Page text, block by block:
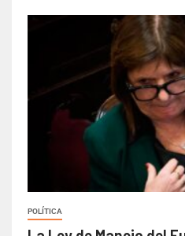
POLÍTICA